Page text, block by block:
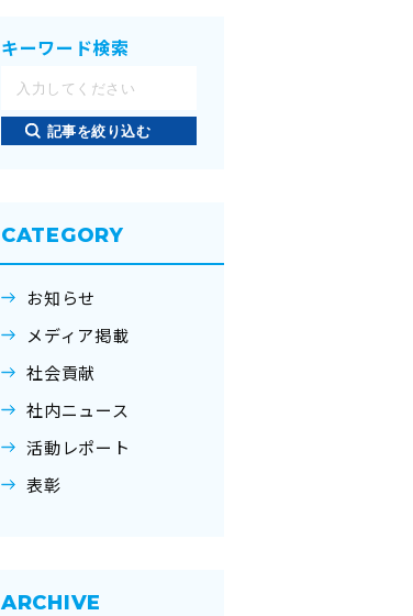
キーワード検索
記事を絞り込む
CATEGORY
お知らせ
メディア掲載
社会貢献
社内ニュース
活動レポート
表彰
ARCHIVE